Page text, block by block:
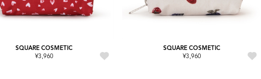
SQUARE COSMETIC
¥3,960
SQUARE COSMETIC
¥3,960